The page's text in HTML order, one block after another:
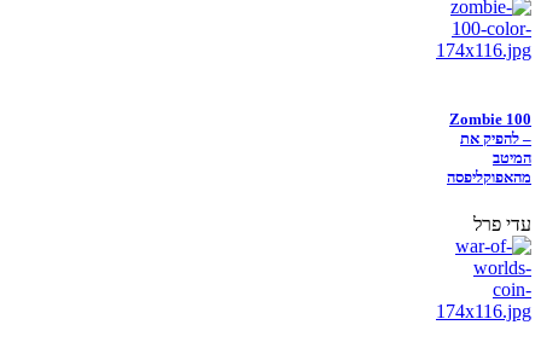
Zombie 100
– להפיק את
המיטב
מהאפוקליפסה
עדי פרל